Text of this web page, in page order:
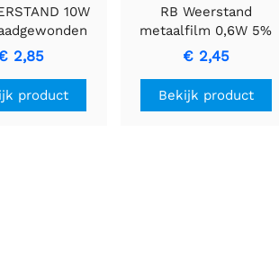
10W
met
Behuizing
2,85
product
RB Weerstand
metaalfilm 0,6W 5%
2E7
€ 2,45
Bekijk product